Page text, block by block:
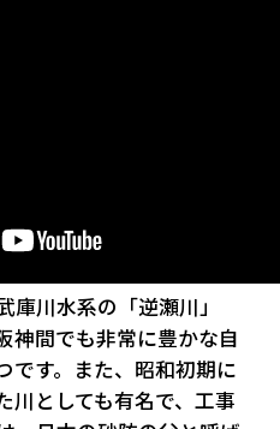
川水系の「逆瀬川」
神間でも非常に豊かな自
です。また、昭和初期に
川としても有名で、工事